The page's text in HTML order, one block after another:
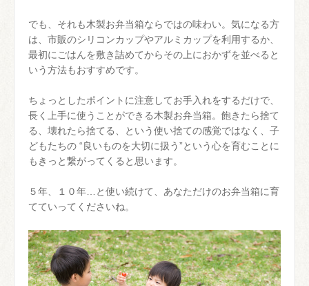
でも、それも木製お弁当箱ならではの味わい。気になる方
は、市販のシリコンカップやアルミカップを利用するか、
最初にごはんを敷き詰めてからその上におかずを並べると
いう方法もおすすめです。
ちょっとしたポイントに注意してお手入れをするだけで、
長く上手に使うことができる木製お弁当箱。飽きたら捨て
る、壊れたら捨てる、という使い捨ての感覚ではなく、子
どもたちの “良いものを大切に扱う”という心を育むことに
もきっと繋がってくると思います。
５年、１０年…と使い続けて、あなただけのお弁当箱に育
てていってくださいね。